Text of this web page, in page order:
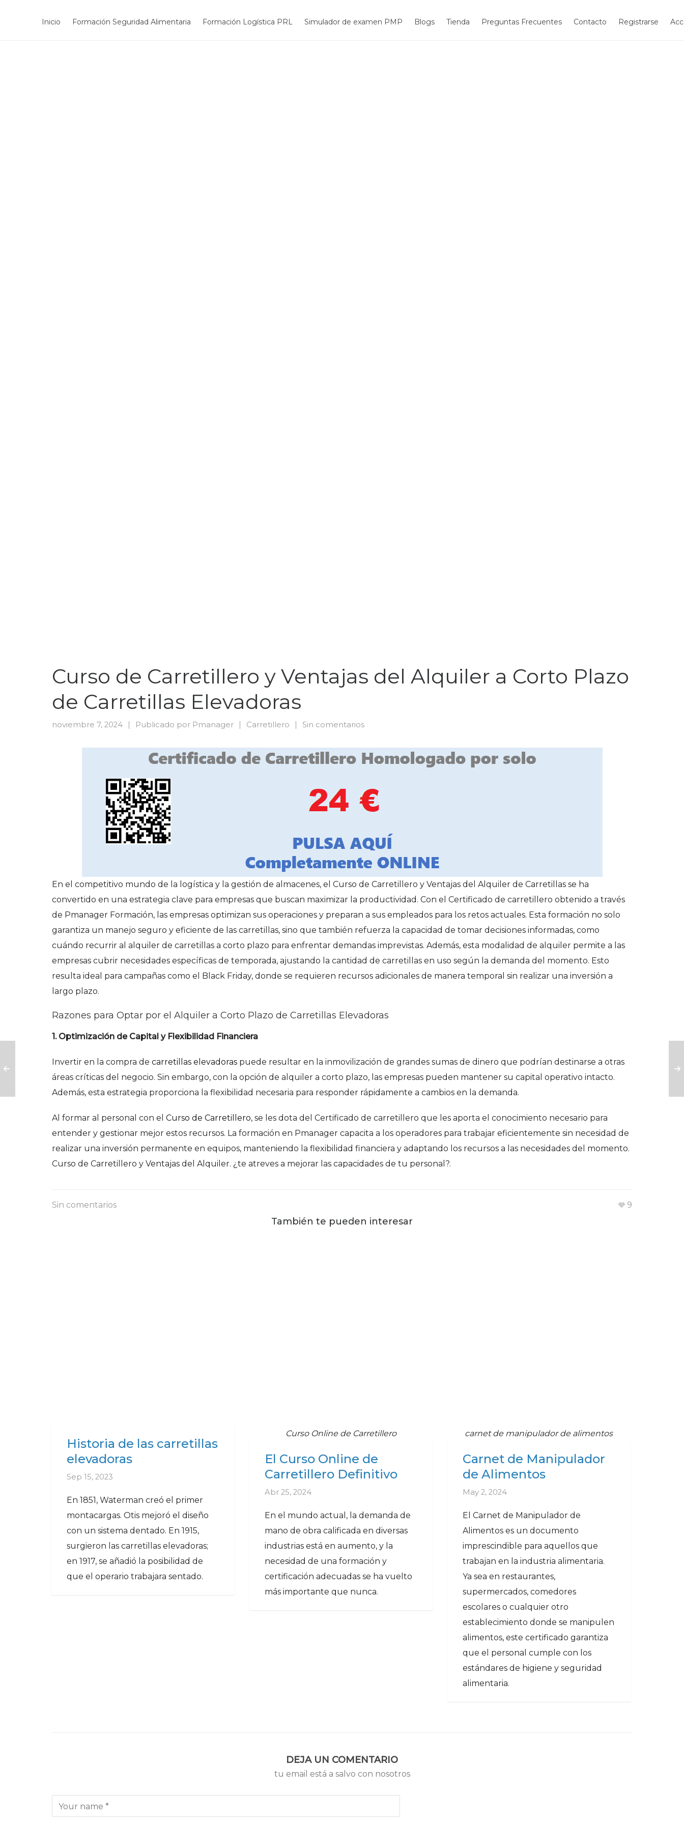
Inicio Formación Seguridad Alimentaria Formación Logística PRL Simulador de examen PMP Blogs Tienda Preguntas Frecuentes Contacto Registrarse
Curso de Carretillero y Ventajas del Alquiler a Corto Plazo
de Carretillas Elevadoras
noviembre 7, 2024 Publicado por Pmanager Carretillero Sin comentarios
En el competitivo mundo de la logística y la gestión de almacenes, el Curso de Carretillero y Ventajas del Alquiler de Carretillas se ha
convertido en una estrategia clave para empresas que buscan maximizar la productividad. Con el Certificado de carretillero obtenido a través
de Pmanager Formación, las empresas optimizan sus operaciones y preparan a sus empleados para los retos actuales. Esta formación no solo
garantiza un manejo seguro y eficiente de las carretillas, sino que también refuerza la capacidad de tomar decisiones informadas, como
cuándo recurrir al alquiler de carretillas a corto plazo para enfrentar demandas imprevistas. Además, esta modalidad de alquiler permite a las
empresas cubrir necesidades específicas de temporada, ajustando la cantidad de carretillas en uso según la demanda del momento. Esto
resulta ideal para campañas como el Black Friday, donde se requieren recursos adicionales de manera temporal sin realizar una inversión a
largo plazo.
Razones para Optar por el Alquiler a Corto Plazo de Carretillas Elevadoras
1. Optimización de Capital y Flexibilidad Financiera
Invertir en la compra de carretillas elevadoras puede resultar en la inmovilización de grandes sumas de dinero que podrían destinarse a otras
áreas críticas del negocio. Sin embargo, con la opción de alquiler a corto plazo, las empresas pueden mantener su capital operativo intacto.
Además, esta estrategia proporciona la flexibilidad necesaria para responder rápidamente a cambios en la demanda.
Al formar al personal con el Curso de Carretillero, se les dota del Certificado de carretillero que les aporta el conocimiento necesario para
entender y gestionar mejor estos recursos. La formación en Pmanager capacita a los operadores para trabajar eficientemente sin necesidad de
realizar una inversión permanente en equipos, manteniendo la flexibilidad financiera y adaptando los recursos a las necesidades del momento.
Curso de Carretillero y Ventajas del Alquiler. ¿te atreves a mejorar las capacidades de tu personal?.
Sin comentarios 9
También te pueden interesar
Historia de las carretillas
elevadoras
Sep 15, 2023
En 1851, Waterman creó el primer
montacargas. Otis mejoró el diseño
con un sistema dentado. En 1915,
surgieron las carretillas elevadoras;
en 1917, se añadió la posibilidad de
que el operario trabajara sentado.
Curso Online de Carretillero
El Curso Online de
Carretillero Definitivo
Abr 25, 2024
En el mundo actual, la demanda de
mano de obra calificada en diversas
industrias está en aumento, y la
necesidad de una formación y
certificación adecuadas se ha vuelto
más importante que nunca.
carnet de manipulador de alimentos
Carnet de Manipulador
de Alimentos
May 2, 2024
El Carnet de Manipulador de
Alimentos es un documento
imprescindible para aquellos que
trabajan en la industria alimentaria.
Ya sea en restaurantes,
supermercados, comedores
escolares o cualquier otro
establecimiento donde se manipulen
alimentos, este certificado garantiza
que el personal cumple con los
estándares de higiene y seguridad
alimentaria.
DEJA UN COMENTARIO
tu email está a salvo con nosotros